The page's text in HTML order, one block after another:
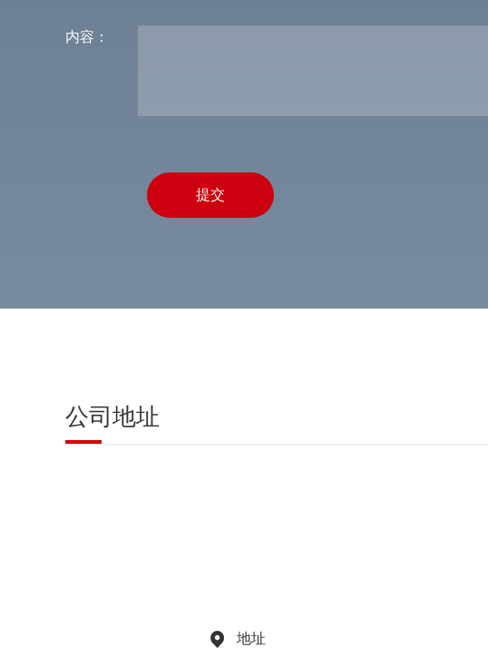
内容：
提交
公司地址
地址